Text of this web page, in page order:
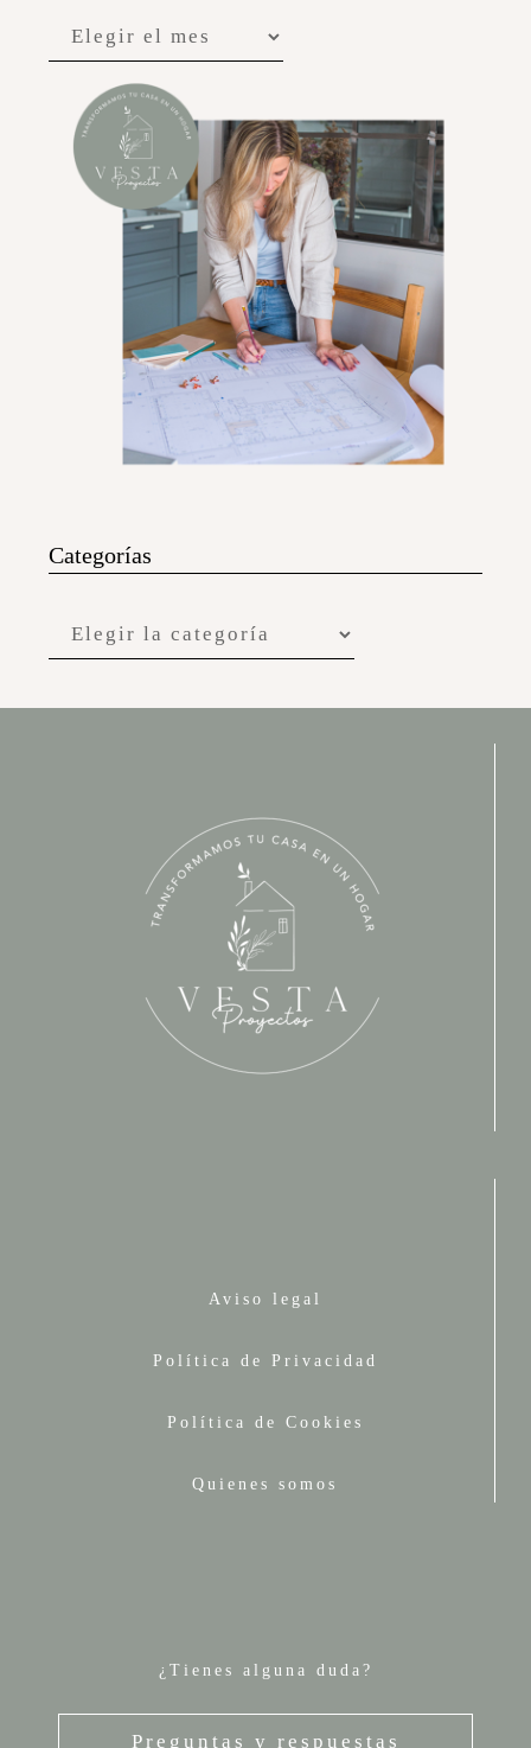
Categorías
Aviso legal
Política de Privacidad
Política de Cookies
Quienes somos
¿Tienes alguna duda?
Preguntas y respuestas